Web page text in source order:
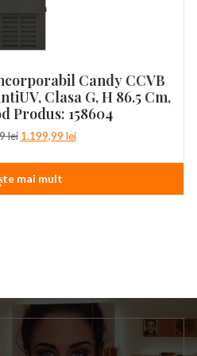
Candy CCVB
Clasa G, H 86.5 Cm,
Produs: 158604
lei Prețul
a
fost:
1.999,99 lei.
1.199,99 leiPrețul
este:
mai mult